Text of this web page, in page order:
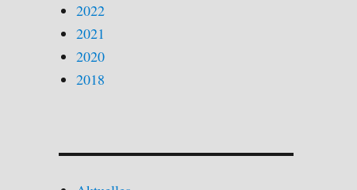
2022
2021
2020
2018